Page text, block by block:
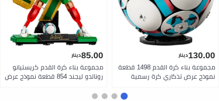
130.00دينار
مجموعة بناء كرة القدم 1498 قطعة
نموذج عرض تذكاري كرة رسمية
85.00دينار
مجموعة بناء كرة القدم كريستيانو
رونالدو ليجند 854 قطعة نموذج عرض
الانتصار سيووو وحركة الدراجة